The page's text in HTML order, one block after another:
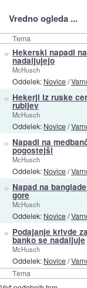
Vredno ogleda ...
Tema
Tema
» Hekerski napadi
nadaljujejo
McHusch
Oddelek: Novice/
» Hekerji iz ruske
rubljev
McHusch
Oddelek: Novice/
» Napadi na
pogostejši
McHusch
Oddelek: Novice/
» Napad na
gore
McHusch
Oddelek: Novice/
» Podajanje krivde
banko se nadaljuje
McHusch
Oddelek: Novice/